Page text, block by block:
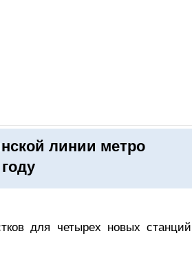
линии метро
для четырех новых станций